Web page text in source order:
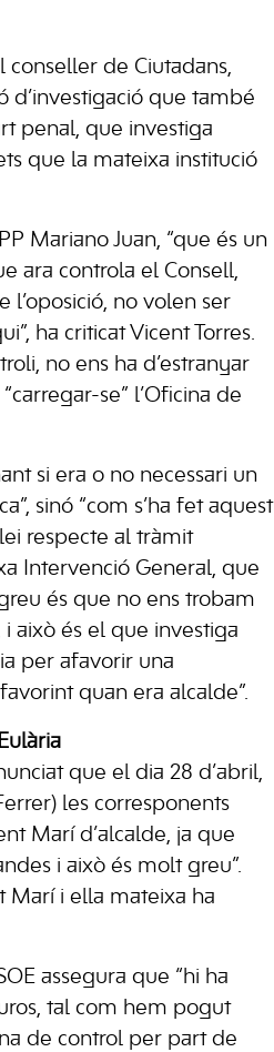
conseller de Ciutadans,
d’investigació que també
penal, que investiga
que la mateixa institució
Mariano Juan, “que és un
ara controla el Consell,
l’oposició, no volen ser
ha criticat Vicent Torres.
no ens ha d’estranyar
se” l’Oficina de
si era o no necessari un
sinó “com s’ha fet aquest
respecte al tràmit
Intervenció General, que
és que no ens trobam
això és el que investiga
per afavorir una
quan era alcalde”.
que el dia 28 d’abril,
les corresponents
Marí d’alcalde, ja que
i això és molt greu”.
Marí i ella mateixa ha
assegura que “hi ha
tal com hem pogut
de control per part de